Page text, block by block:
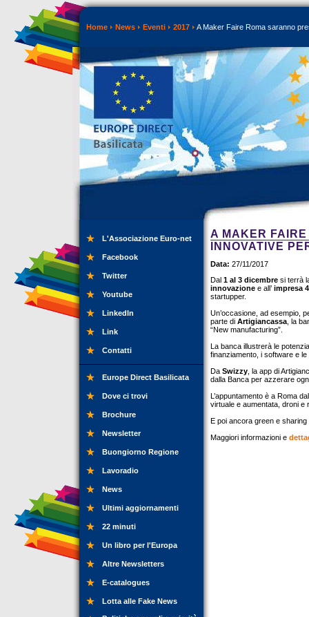
Home News Eventi 2017 A Maker Faire Roma saranno
L'Associazione Euro-net
Facebook
Twitter
Youtube
LinkedIn
Link
Contatti
Europe Direct Basilicata
Dove ci trovi
Brochure
Newsletter
Buongiorno Regione
Lavoradio
News
Ultimi aggiornamenti
22 minuti
Un libro per l'Europa
Altre Newsletters
E-catalogues
Lotta alle Fake News
A MAKER
INNOVATIVE
Data: 27/11/2017
Dal 1 al 3 dicembre si terrà
innovazione e all’ impresa
startupper.
Un’occasione, ad esempio,
parte di Artigiancassa , la
“New manufacturing”.
La banca illustrerà le
finanziamento, i software e
Da Swizzy , la app di
dalla Banca per azzerare
L’appuntamento è a Roma
virtuale e aumentata, droni e
E poi ancora green e sharing
Maggiori informazioni e